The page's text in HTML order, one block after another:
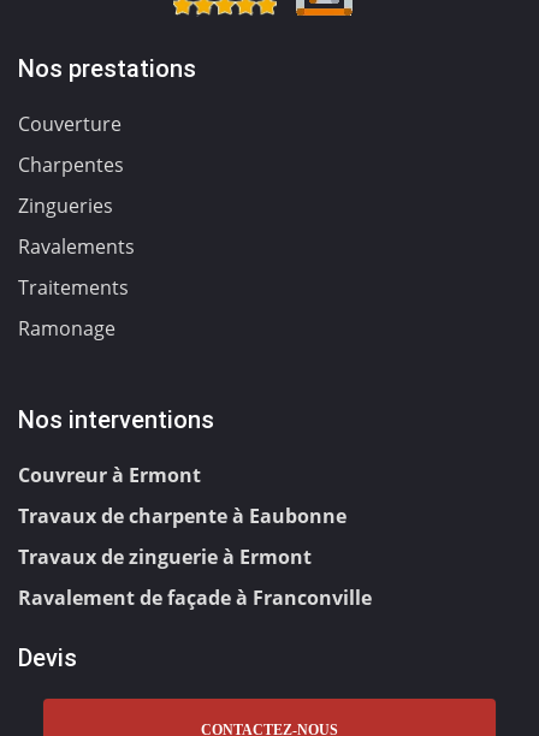
Nos prestations
Couverture
Charpentes
Zingueries
Ravalements
Traitements
Ramonage
Nos interventions
Couvreur à Ermont
Travaux de charpente à Eaubonne
Travaux de zinguerie à Ermont
Ravalement de façade à Franconville
Devis
CONTACTEZ-NOUS